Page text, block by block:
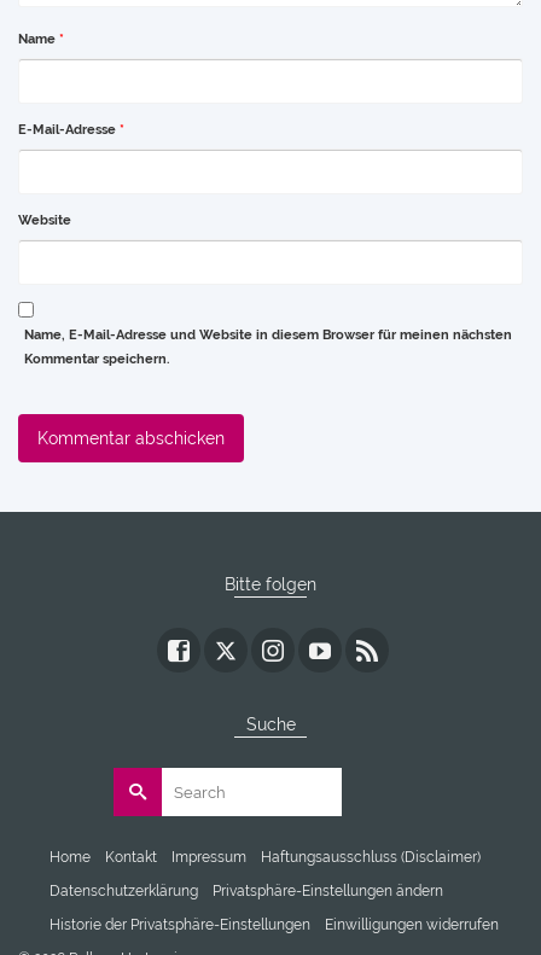
Name *
E-Mail-Adresse *
Website
Name, E-Mail-Adresse und Website in diesem Browser für meinen nächsten
Kommentar speichern.
Bitte folgen
Suche
Search
Home Kontakt Impressum
Haftungsausschluss (Disclaimer)
Datenschutzerklärung
Privatsphäre-Einstellungen ändern
Historie der Privatsphäre-Einstellungen
Einwilligungen widerrufen